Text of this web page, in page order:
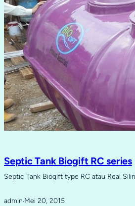
Septic Tank Biogift RC series
Septic Tank Biogift type RC atau Real
admin·Mei 20, 2015